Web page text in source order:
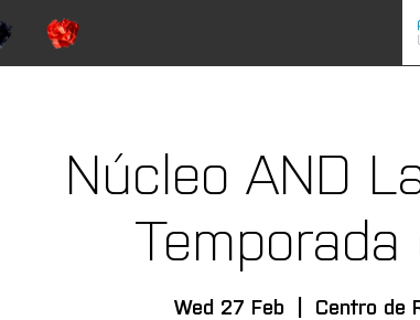
Núcleo AND
Wed 27 Feb
  |
Centro de